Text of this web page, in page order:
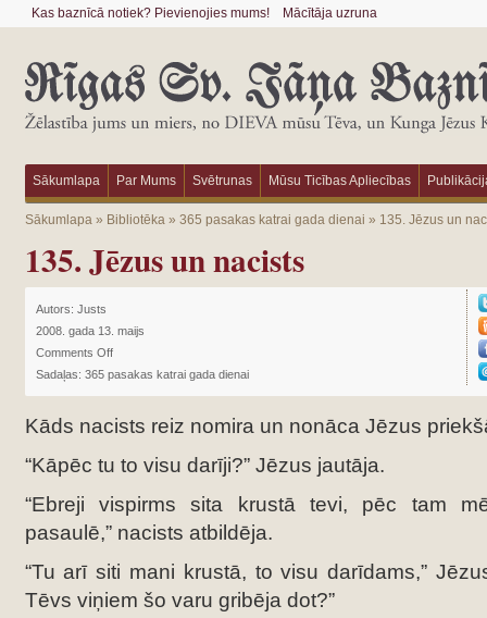
Kas baznīcā notiek? Pievienojies mums! Mācītāja uzruna
Sākumlapa Par Mums Svētrunas Mūsu Ticības Apliecības
Sākumlapa» Bibliotēka» 365 pasakas katrai gada dienai » 135. Jēzus un
135. Jēzus un nacists
Autors: Justs
2008. gada 13. maijs
Comments Off
Sadaļas: 365 pasakas katrai gada dienai
Kāds nacists reiz nomira un nonāca Jēzus
“Kāpēc tu to visu darīji?” Jēzus jautāja.
“Ebreji vispirms sita krustā tevi, pēc tam
pasaulē,” nacists atbildēja.
“Tu arī siti mani krustā, to visu darīdams,”
Tēvs viņiem šo varu gribēja dot?”